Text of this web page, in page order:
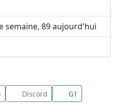
semaine, 89 aujourd'hui
Discord G1